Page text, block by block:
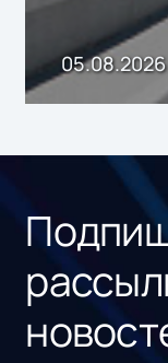
05.08.2026